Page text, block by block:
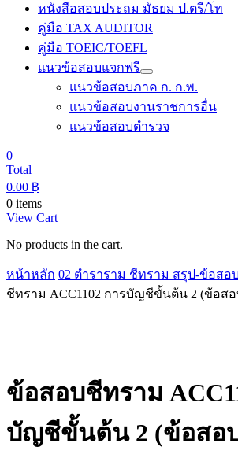
หนังสือสอบประถม มัธยม ป.ตรี/โท
คู่มือ TAX AUDITOR
คู่มือ TOEIC/TOEFL
แนวข้อสอบแจกฟรี
แนวข้อสอบภาค ก. ก.พ.
แนวข้อสอบงานราชการอื่น
แนวข้อสอบตำรวจ
0
Total
0.00 ฿
0 items
View Cart
No products in the cart.
หน้าหลัก 02 ตำราราม ชีทราม สรุป-ข้อสอบ
ชีทราม ACC1102 การบัญชีขั้นต้น 2 (ข้อส
ข้อสอบชีทราม
บัญชีขั้นต้น 2 (ข้อสอ